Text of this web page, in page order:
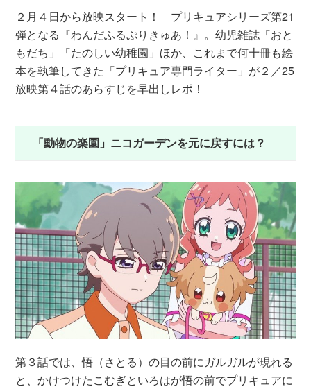
２月４日から放映スタート！ プリキュアシリーズ第21
弾となる『わんだふるぷりきゅあ！』。幼児雑誌「おと
もだち」「たのしい幼稚園」ほか、これまで何十冊も絵
本を執筆してきた「プリキュア専門ライター」が２／25
放映第４話のあらすじを早出しレポ！
「動物の楽園」ニコガーデンを元に戻すには？
第３話では、悟（さとる）の目の前にガルガルが現れる
と、かけつけたこむぎといろはが悟の前でプリキュアに